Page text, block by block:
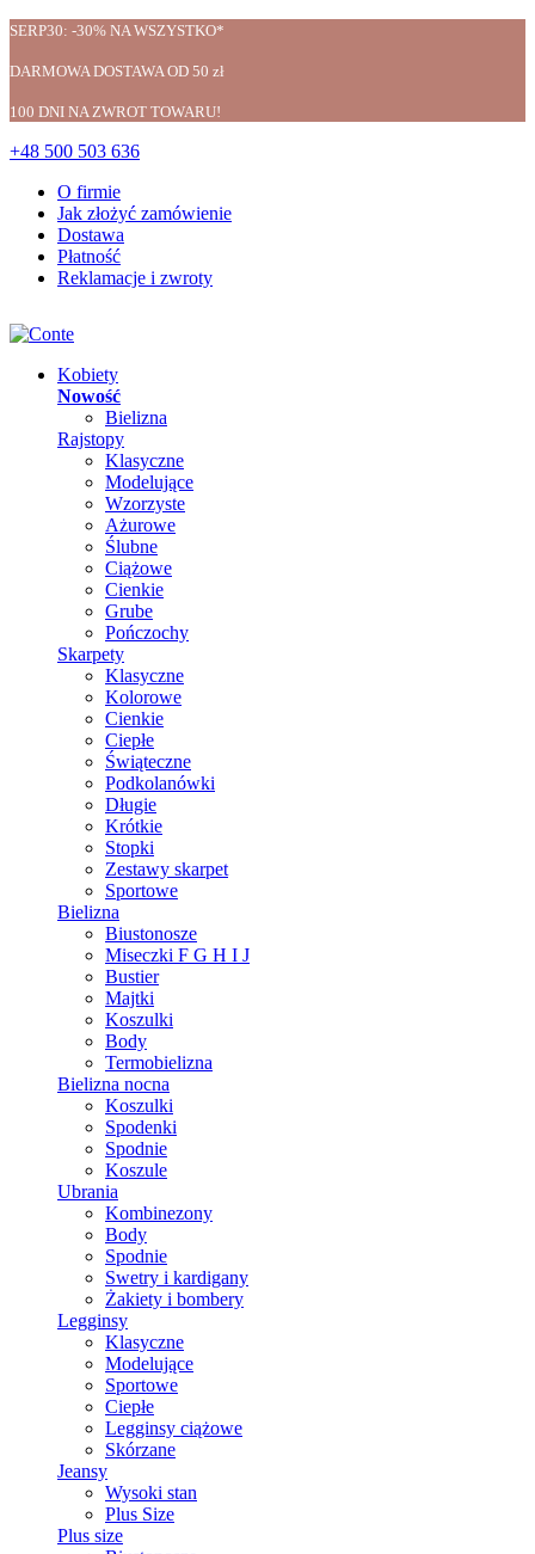
SERP30: -30% NA WSZYSTKO*
DARMOWA DOSTAWA OD 50 zł
100 DNI NA ZWROT TOWARU!
+48 500 503 636
O firmie
Jak złożyć zamówienie
Dostawa
Płatność
Reklamacje i zwroty
Kobiety
Nowość
Bielizna
Rajstopy
Klasyczne
Modelujące
Wzorzyste
Ażurowe
Ślubne
Ciążowe
Cienkie
Grube
Pończochy
Skarpety
Klasyczne
Kolorowe
Cienkie
Ciepłe
Świąteczne
Podkolanówki
Długie
Krótkie
Stopki
Zestawy skarpet
Sportowe
Bielizna
Biustonosze
Miseczki F G H I J
Bustier
Majtki
Koszulki
Body
Termobielizna
Bielizna nocna
Koszulki
Spodenki
Spodnie
Koszule
Ubrania
Kombinezony
Body
Spodnie
Swetry i kardigany
Żakiety i bombery
Legginsy
Klasyczne
Modelujące
Sportowe
Ciepłe
Legginsy ciążowe
Skórzane
Jeansy
Wysoki stan
Plus Size
Plus size